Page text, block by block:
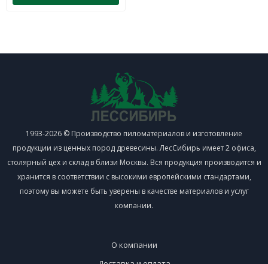
1993-2026 © Производство пиломатериалов и изготовление
продукции из ценных пород древесины. ЛесСибирь имеет 2 офиса,
столярный цех и склад в близи Москвы. Вся продукция производится и
хранится в соответствии с высокими европейскими стандартами,
поэтому вы можете быть уверены в качестве материалов и услуг
компании.
О компании